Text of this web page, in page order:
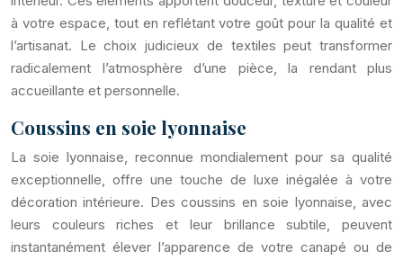
à votre espace, tout en reflétant votre goût pour la qualité et
l’artisanat. Le choix judicieux de textiles peut transformer
radicalement l’atmosphère d’une pièce, la rendant plus
accueillante et personnelle.
Coussins en soie lyonnaise
La soie lyonnaise, reconnue mondialement pour sa qualité
exceptionnelle, offre une touche de luxe inégalée à votre
décoration intérieure. Des coussins en soie lyonnaise, avec
leurs couleurs riches et leur brillance subtile, peuvent
instantanément élever l’apparence de votre canapé ou de